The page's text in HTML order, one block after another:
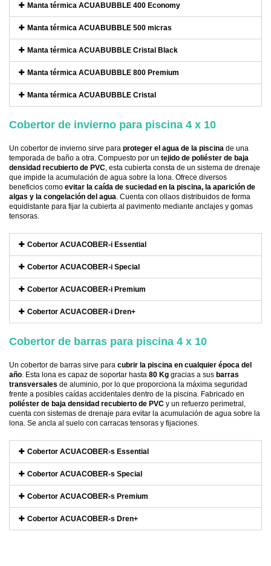
Manta térmica ACUABUBBLE 400 Economy
Manta térmica ACUABUBBLE 500 micras
Manta térmica ACUABUBBLE Cristal Black
Manta térmica ACUABUBBLE 800 Premium
Manta térmica ACUABUBBLE Cristal
Cobertor de invierno para piscina 4 x 10
Un cobertor de invierno sirve para proteger el agua de la piscina de una
temporada de baño a otra. Compuesto por un tejido de poliéster de baja
densidad recubierto de PVC , esta cubierta consta de un sistema de drenaje
que impide la acumulación de agua sobre la lona. Ofrece diversos
beneficios como evitar la caída de suciedad en la piscina, la aparición de
algas y la congelación del agua . Cuenta con ollaos distribuidos de forma
equidistante para fijar la cubierta al pavimento mediante anclajes y gomas
tensoras.
Cobertor ACUACOBER-i Essential
Cobertor ACUACOBER-i Special
Cobertor ACUACOBER-i Premium
Cobertor ACUACOBER-i Dren+
Cobertor de barras para piscina 4 x 10
Un cobertor de barras sirve para cubrir la piscina en cualquier época del
año . Esta lona es capaz de soportar hasta 80 Kg gracias a sus barras
transversales de aluminio, por lo que proporciona la máxima seguridad
frente a posibles caídas accidentales dentro de la piscina. Fabricado en
poliéster de baja densidad recubierto de PVC y un refuerzo perimetral,
cuenta con sistemas de drenaje para evitar la acumulación de agua sobre la
lona. Se ancla al suelo con carracas tensoras y fijaciones.
Cobertor ACUACOBER-s Essential
Cobertor ACUACOBER-s Special
Cobertor ACUACOBER-s Premium
Cobertor ACUACOBER-s Dren+